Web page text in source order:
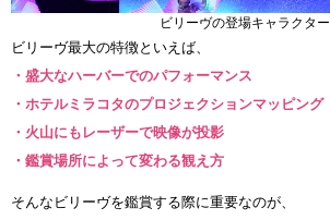
ビリーヴの登場キャラクター
ビリーヴ最大の特徴といえば、
・盛大なハーバーでのパフォーマンス
・ホテルミラコタのプロジェクションマッピング
・火山にもレーザーで映像が投影
・鑑賞場所によって変わる観え方
そんなビリーヴを鑑賞する際に重要なのが、